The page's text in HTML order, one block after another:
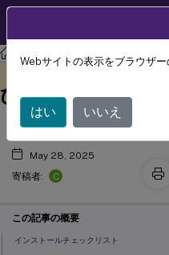
Session Recording
インストール、
びアンインストール
May 28, 2025
寄稿者:
C
この記事の概要
インストールチェックリスト
Webサイトの表示をブラウザ
はい いいえ